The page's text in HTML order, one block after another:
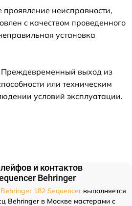
проявление неисправности,
с качеством проведенного
установка
выход из
или техническим
условий эксплуатации.
и контактов
Behringer
182 Sequencer выполняется
Behringer в Москве мастерами с